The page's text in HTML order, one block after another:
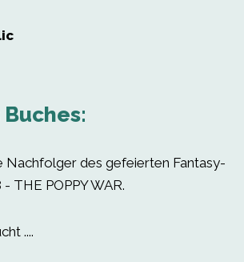
Nachfolger des gefeierten Fantasy-
THE POPPY WAR.
....